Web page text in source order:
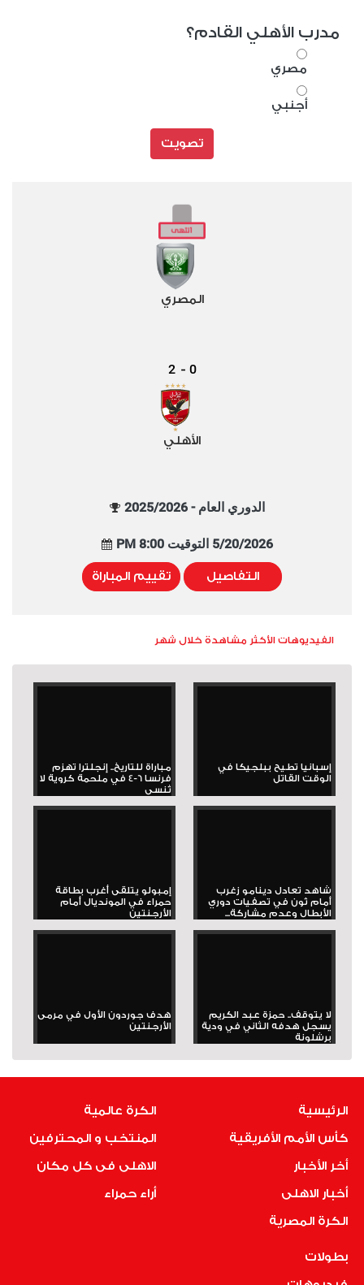
مدرب الأهلي القادم؟
مصري
أجنبي
تصويت
المصري
0
-
2
الأهلي
الدوري العام - 2025/2026
5/20/2026 التوقيت 8:00 PM
التفاصيل تقييم المباراة
الفيديوهات الأكثر مشاهدة خلال شهر
إسبانيا تطيح ببلجيكا في
الوقت القاتل
مباراة للتاريخ.. إنجلترا تهزم
فرنسا 6-4 في ملحمة كروية لا
تُنسى
شاهد تعادل دينامو زغرب
أمام ثون في تصفيات دوري
الأبطال وعدم مشاركة...
إمبولو يتلقى أغرب بطاقة
حمراء في المونديال أمام
الأرجنتين
لا يتوقف.. حمزة عبد الكريم
يسجل هدفه الثاني في ودية
برشلونة
هدف جوردون الأول في مرمى
الأرجنتين
الرئيسية
كأس الأمم الأفريقية
أخر الأخبار
أخبار الاهلى
الكرة المصرية
الكرة عالمية
المنتخب و المحترفين
الاهلى فى كل مكان
أراء حمراء
بطولات